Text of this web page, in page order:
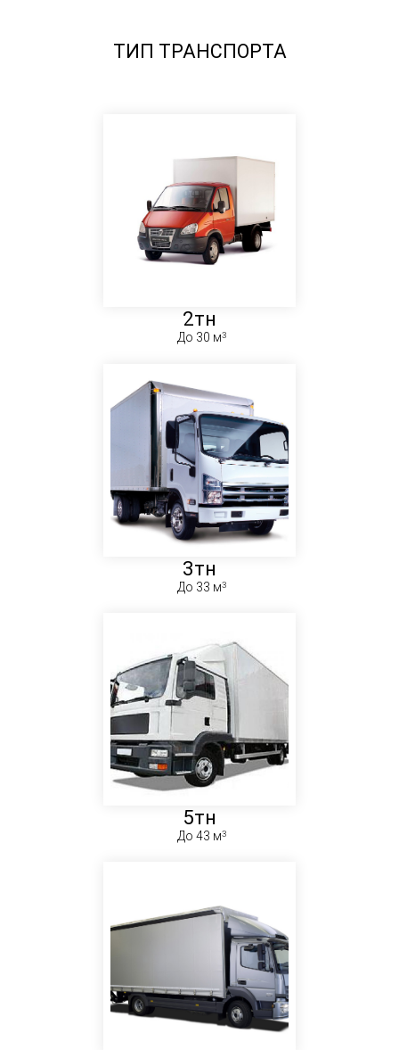
ТИП ТРАНСПОРТА
2тн
До 30 м
3тн
До 33 м
5тн
До 43 м